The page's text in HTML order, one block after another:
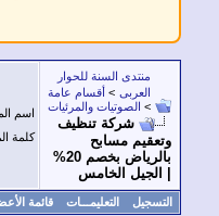
منتدى السنة للحوار
أقسام عامة
الصوتيات والمرئيات
شركة تنظيف
مسابح
بالرياض بخصم 20%
الخامس
اسم المستخدم
كلمة المرور
التعليمـــات قائمة الأعضاء التقويم